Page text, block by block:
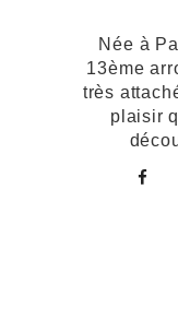
Née à
13ème
très
plaisir